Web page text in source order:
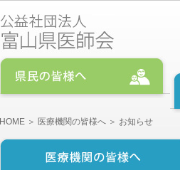
HOME ＞ 医療機関の皆様へ ＞ お知らせ